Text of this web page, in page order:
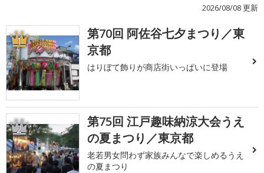
2026/08/08 更新
1
第70回 阿佐谷七夕まつり／東
京都
はりぼて飾りが商店街いっぱいに登場
2
第75回 江戸趣味納涼大会うえ
の夏まつり／東京都
老若男女問わず家族みんなで楽しめるうえ
の夏まつり